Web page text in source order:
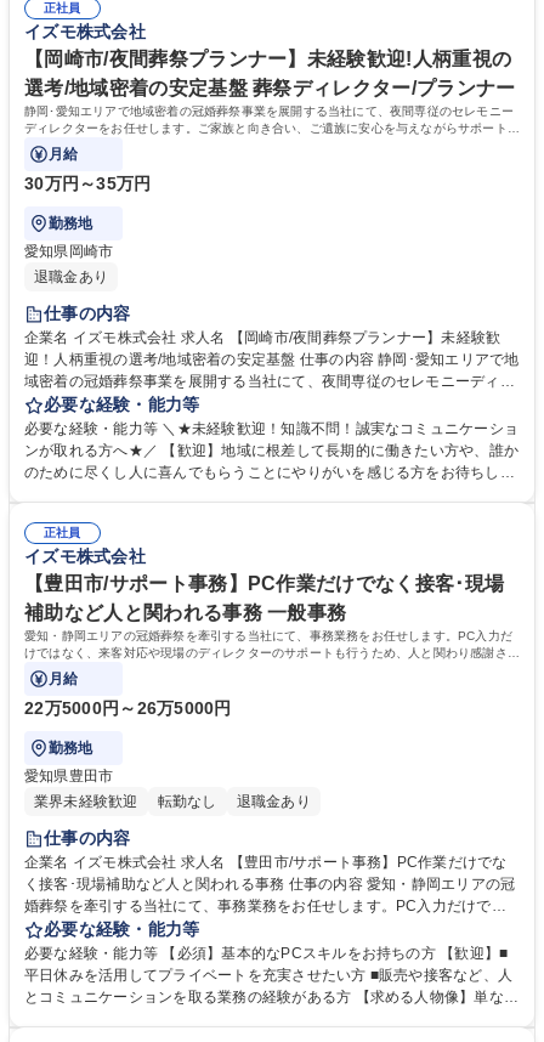
業があり、人間関係を変えずに別の職種へチャレンジすることも可能で
す。 募集職種 【掛川市/夜間葬祭プランナー】未経験歓迎！人柄重視の選
考/地域密着の安定基盤
寄り添い、真摯に向き合える誠実さを持った方を歓迎します。 【選考ポイ
ント】これまでの人生における様々な経験を糧に、相手の課題を解決し自
ら実行に移せる行動力を評価します。面倒見の良い温かなメンバーが揃っ
ており、未経験から安心して成長できる環境です。 学歴・資格 学歴：大
学院 大学 高専 短大 専修学校 高校 語学力： 資格：第一種運転免許普通自
動車
正社員
イズモ株式会社
【岡崎市/夜間葬祭プランナー】未経験歓迎!人柄重視の
選考/地域密着の安定基盤 葬祭ディレクター/プランナー
静岡･愛知エリアで地域密着の冠婚葬祭事業を展開する当社にて、夜間専従のセレモニー
ディレクターをお任せします。ご家族と向き合い、ご遺族に安心を与えながらサポートを
する、意義深いお仕事です。
月給
30万円～35万円
勤務地
愛知県岡崎市
退職金あり
仕事の内容
企業名 イズモ株式会社 求人名 【岡崎市/夜間葬祭プランナー】未経験歓
迎！人柄重視の選考/地域密着の安定基盤 仕事の内容 静岡･愛知エリアで地
域密着の冠婚葬祭事業を展開する当社にて、夜間専従のセレモニーディレ
クターをお任せします。ご家族と向き合い、ご遺族に安心を与えながらサ
ポートをする、意義深いお仕事です。 【仕事詳細】夜間のご逝去の連絡対
応からお迎え、通夜の準備や打ち合わせ、会場設営までを担当します。故
人様がどんな方だったかをお聞きし最適なプランを提案します。 【働き
業があり、人間関係を変えずに別の職種へチャレンジすることも可能で
す。 募集職種 【岡崎市/夜間葬祭プランナー】未経験歓迎！人柄重視の選
考/地域密着の安定基盤
必要な経験・能力等
必要な経験・能力等 ＼★未経験歓迎！知識不問！誠実なコミュニケーショ
ンが取れる方へ★／ 【歓迎】地域に根差して長期的に働きたい方や、誰か
のために尽くし人に喜んでもらうことにやりがいを感じる方をお待ちして
寄り添い、真摯に向き合える誠実さを持った方を歓迎します。 【選考ポイ
ント】これまでの人生における様々な経験を糧に、相手の課題を解決し自
ら実行に移せる行動力を評価します。面倒見の良い温かなメンバーが揃っ
ており、未経験から安心して成長できる環境です。 学歴・資格 学歴：大
学院 大学 高専 短大 専修学校 高校 語学力： 資格：第一種運転免許普通自
動車
正社員
イズモ株式会社
【豊田市/サポート事務】PC作業だけでなく接客･現場
補助など人と関われる事務 一般事務
愛知・静岡エリアの冠婚葬祭を牽引する当社にて、事務業務をお任せします。PC入力だ
けではなく、来客対応や現場のディレクターのサポートも行うため、人と関わり感謝され
るやりがいのあるポジションです。
月給
22万5000円～26万5000円
勤務地
愛知県豊田市
業界未経験歓迎
転勤なし 退職金あり
仕事の内容
企業名 イズモ株式会社 求人名 【豊田市/サポート事務】PC作業だけでな
く接客･現場補助など人と関われる事務 仕事の内容 愛知・静岡エリアの冠
婚葬祭を牽引する当社にて、事務業務をお任せします。PC入力だけでは
なく、来客対応や現場のディレクターのサポートも行うため、人と関わり
感謝されるやりがいのあるポジションです。 【仕事詳細】PCでのデータ
入力、経理手続き、スタッフの勤怠管理に加え、来館されたお客様の対応
や、セレモニーディレクターの業務補助など、幅広いサポート業務をお任
必要な経験・能力等
必要な経験・能力等 【必須】基本的なPCスキルをお持ちの方 【歓迎】■
平日休みを活用してプライベートを充実させたい方 ■販売や接客など、人
とコミュニケーションを取る業務の経験がある方 【求める人物像】単なる